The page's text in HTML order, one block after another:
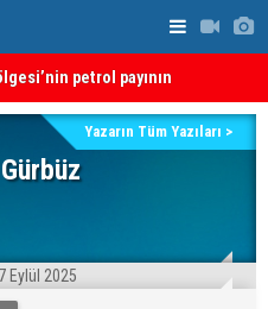
petrol payının
saldırı
sonuçlar
Yazarın Tüm Yazıları >
Eylül 2025